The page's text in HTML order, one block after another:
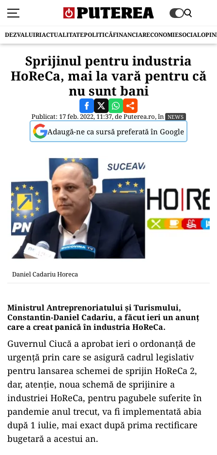
DEZVALUIRIACTUALITATEPOLITICĂFINANCIARECONOMIESOCIAL
Sprijinul pentru industria
HoReCa, mai la vară pentru că
nu sunt bani
Publicat: 17 feb. 2022, 11:37, dePuterea.ro, în NEWS
Adaugă-ne ca sursă preferată în Google
Daniel Cadariu Horeca
Ministrul Antreprenoriatului și Turismului,
Constantin-Daniel Cadariu, a făcut ieri un anunț
care a creat panică în industria HoReCa.
Guvernul Ciucă a aprobat ieri o ordonanță de
urgență prin care se asigură cadrul legislativ
pentru lansarea schemei de sprijin HoReCa 2,
dar, atenție, noua schemă de sprijinire a
industriei HoReCa, pentru pagubele suferite în
pandemie anul trecut, va fi implementată abia
după 1 iulie, mai exact după prima rectificare
bugetară a acestui an.